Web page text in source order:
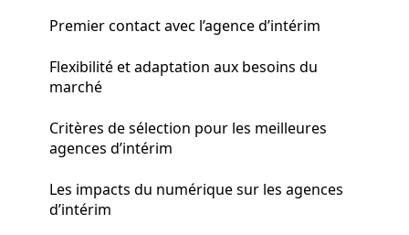
Premier contact avec l’agence d’intérim
Flexibilité et adaptation aux besoins du
marché
Critères de sélection pour les meilleures
agences d’intérim
Les impacts du numérique sur les agences
d’intérim